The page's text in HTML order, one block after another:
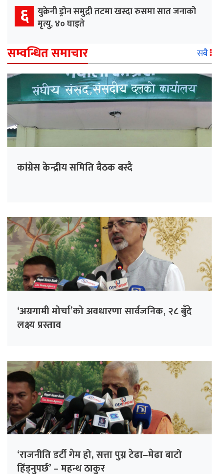
६ युक्रेनी ड्रोन समुद्री तटमा खस्दा रुसमा सात जनाको
मृत्यु, ४० घाइते
सम्वन्धित समाचार सबै
कांग्रेस केन्द्रीय समिति बैठक बस्दै
‘अग्रगामी मोर्चा’को अवधारणा सार्वजनिक, २८ बुँदे
लक्ष्य प्रस्ताव
‘राजनीति डर्टी गेम हो, सत्ता पुग्न टेढा–मेढा बाटो
हिँड्नुपर्छ’ – महन्थ ठाकुर